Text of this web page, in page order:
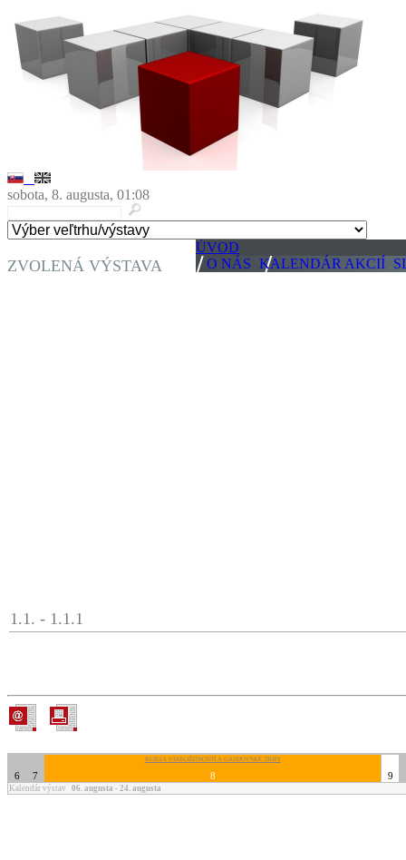
sobota, 8. augusta, 01:08
ÚVOD
O NÁS KALENDÁR AKCIÍ
ZVOLENÁ VÝSTAVA
1.1. - 1.1.1
6 7
BURZA STAROŽITNOSTÍ A GAZDOVSKÉ TRHY
8 9
Kalendár výstav 06. augusta - 24. augusta